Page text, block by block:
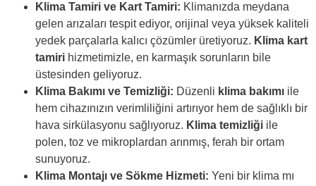
Klima Tamiri ve Kart Tamiri: Klimanızda meydana
gelen arızaları tespit ediyor, orijinal veya yüksek kaliteli
yedek parçalarla kalıcı çözümler üretiyoruz. Klima kart
tamiri hizmetimizle, en karmaşık sorunların bile
üstesinden geliyoruz.
Klima Bakımı ve Temizliği: Düzenli klima bakımı ile
hem cihazınızın verimliliğini artırıyor hem de sağlıklı bir
hava sirkülasyonu sağlıyoruz. Klima temizliği ile
polen, toz ve mikroplardan arınmış, ferah bir ortam
sunuyoruz.
Klima Montajı ve Sökme Hizmeti: Yeni bir klima mı